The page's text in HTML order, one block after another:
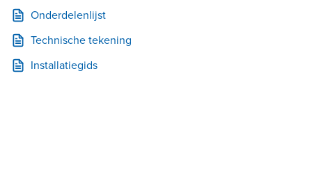
Onderdelenlijst
Technische tekening
Installatiegids